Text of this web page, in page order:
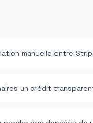
manuelle entre
un crédit